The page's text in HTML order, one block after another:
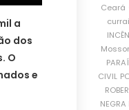
a
dos
O
e
Ceará
CIVIL
NEGRA